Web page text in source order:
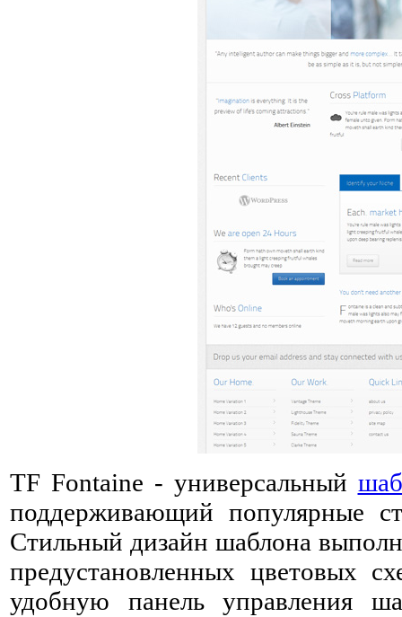
TF Fontaine - универсальный
поддерживающий популярные
Стильный дизайн шаблона
предустановленных цветовых
удобную панель управления